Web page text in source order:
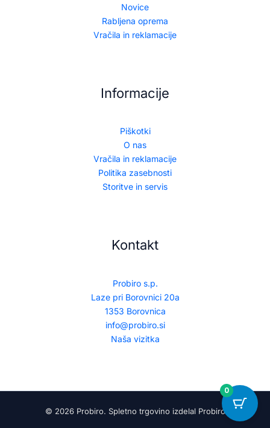
Novice
Rabljena oprema
Vračila in reklamacije
Informacije
Piškotki
O nas
Vračila in reklamacije
Politika zasebnosti
Storitve in servis
Kontakt
Probiro s.p.
Laze pri Borovnici 20a
1353 Borovnica
info@probiro.si
Naša vizitka
© 2026 Probiro. Spletno trgovino izdelal Probiro
0